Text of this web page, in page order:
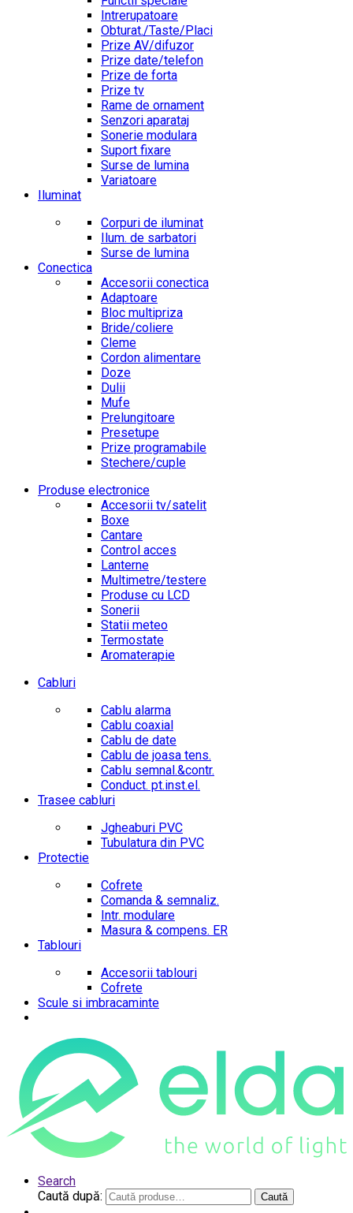
Intrerupatoare
Obturat./Taste/Placi
Prize AV/difuzor
Prize date/telefon
Prize de forta
Prize tv
Rame de ornament
Senzori aparataj
Sonerie modulara
Suport fixare
Surse de lumina
Variatoare
Iluminat
Corpuri de iluminat
Ilum. de sarbatori
Surse de lumina
Conectica
Accesorii conectica
Adaptoare
Bloc multipriza
Bride/coliere
Cleme
Cordon alimentare
Doze
Dulii
Mufe
Prelungitoare
Presetupe
Prize programabile
Stechere/cuple
Produse electronice
Accesorii tv/satelit
Boxe
Cantare
Control acces
Lanterne
Multimetre/testere
Produse cu LCD
Sonerii
Statii meteo
Termostate
Aromaterapie
Cabluri
Cablu alarma
Cablu coaxial
Cablu de date
Cablu de joasa tens.
Cablu semnal.&contr.
Conduct. pt.inst.el.
Trasee cabluri
Jgheaburi PVC
Tubulatura din PVC
Protectie
Cofrete
Comanda & semnaliz.
Intr. modulare
Masura & compens. ER
Tablouri
Accesorii tablouri
Cofrete
Scule si imbracaminte
Search
Caută după:
Caută